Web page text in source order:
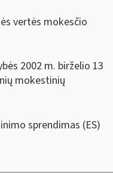
vertės mokesčio
2002 m. birželio 13
mokestinių
sprendimas (ES)